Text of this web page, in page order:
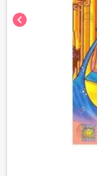
chevron_left